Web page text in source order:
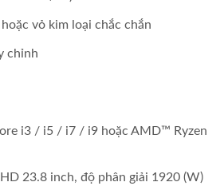
vỏ kim loại chắc chắn
chỉnh
i3 / i5 / i7 / i9 hoặc AMD™ Ryzen
23.8 inch, độ phân giải 1920 (W)